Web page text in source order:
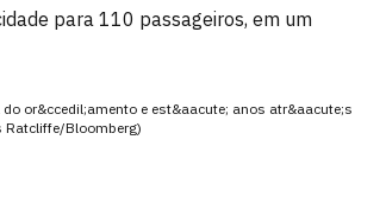
para 110 passageiros, em um
or&ccedil;amento e est&aacute; anos atr&aacute;s
Ratcliffe/Bloomberg)